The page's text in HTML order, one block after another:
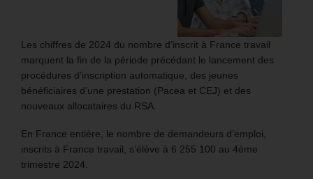
Les chiffres de 2024 du nombre d’inscrit à France travail
marquent la fin de la période précédant le lancement des
procédures d’inscription automatique, des jeunes
bénéficiaires d’une prestation (Pacea et CEJ) et des
nouveaux allocataires du RSA.
En France entière, le nombre de demandeurs d’emploi,
inscrits à France travail, s’élève à 6 255 100 au 4ème
trimestre 2024.